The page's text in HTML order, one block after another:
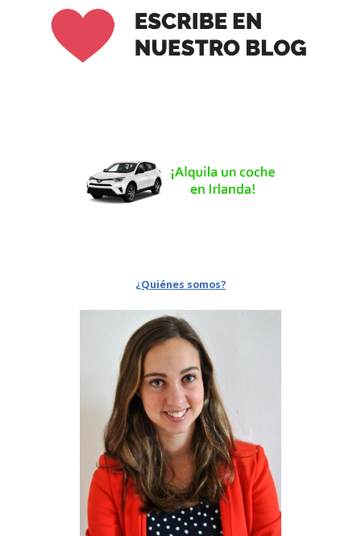
¿Quiénes somos?